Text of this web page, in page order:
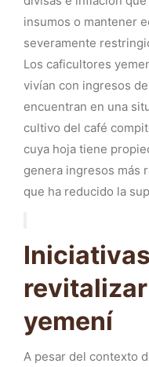
insumos o mantener
severamente
Los caficultores
vivían con ingresos
encuentran en una
cultivo del café
cuya hoja tiene
genera ingresos más
que ha reducido la
yemení
A pesar del contexto